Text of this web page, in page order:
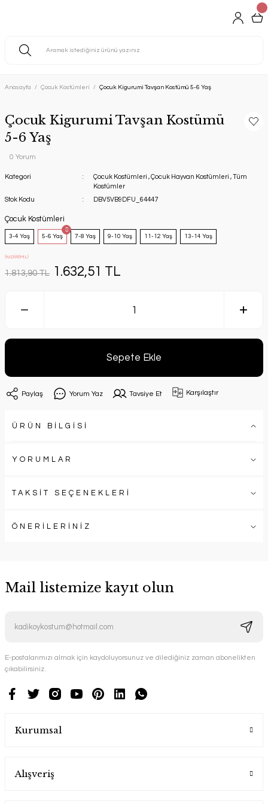
Anasayfa Çocuk Kostümleri Çocuk Kigurumi Tavşan Kostümü 5-6 Yaş
Çocuk Kigurumi Tavşan Kostümü
5-6 Yaş
0 Yorum
Kategori Çocuk Kostümleri ,Çocuk Hayvan Kostümleri ,Tüm
Kostümler
Stok Kodu
DBV5VB9DFU_64447
Çocuk Kostümleri
3-4 Yaş 5-6 Yaş 7-8 Yaş 9-10 Yaş 11-12 Yaş 13-14 Yaş
İNDİRİMLİ
1.813,90 TL 1.632,51 TL
Sepete Ekle
Paylaş Yorum Yaz Tavsiye Et Karşılaştır
ÜRÜN BİLGİSİ
YORUMLAR
TAKSİT SEÇENEKLERİ
ÖNERİLERİNİZ
Mail listemize kayıt olun
E-postalarımızı almak için kaydoluyorsunuz ve dilediğiniz zaman abonelikten
çıkabilirsiniz.
Kurumsal
Alışveriş